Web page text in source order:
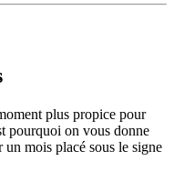
plus propice pour
pourquoi on vous donne
un mois placé sous le signe